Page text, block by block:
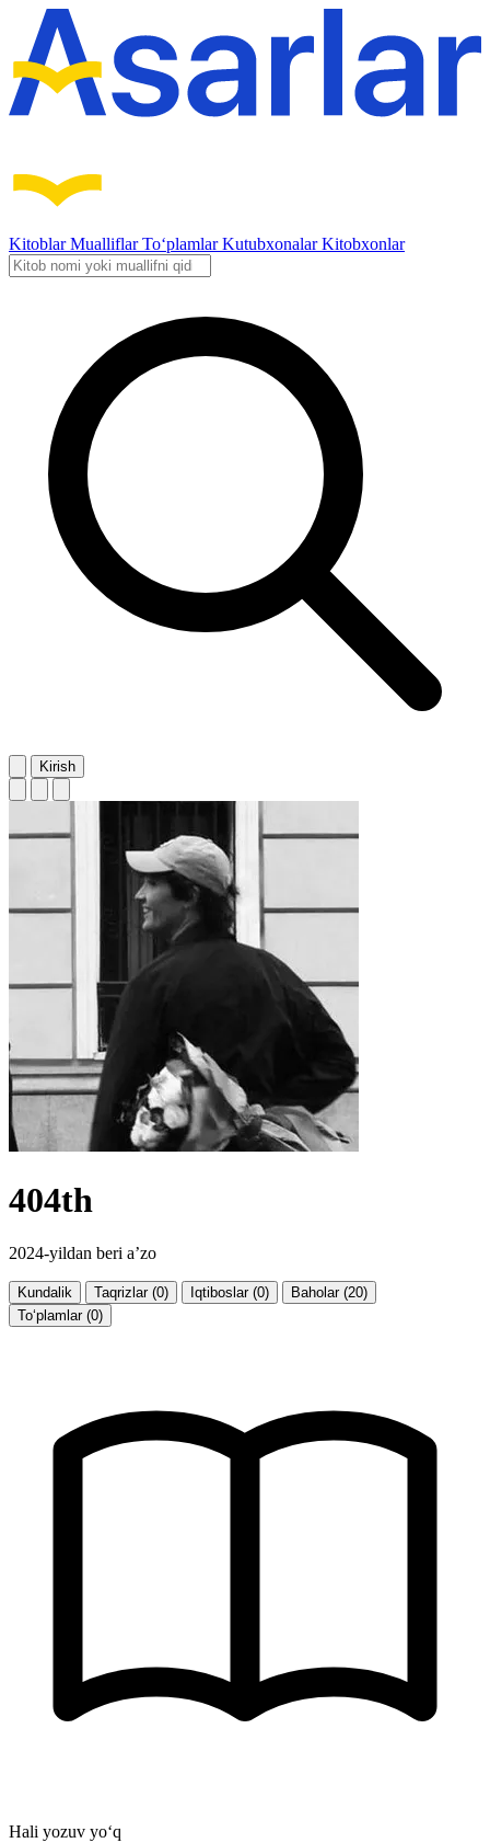
KitoblarMualliflarTo‘plamlarKutubxonalarKitobxonlar
Kirish
404th
2024-yildan beri a’zo
Kundalik Taqrizlar (0) Iqtiboslar (0)
Baholar (20)
To‘plamlar (0)
Hali yozuv yo‘q